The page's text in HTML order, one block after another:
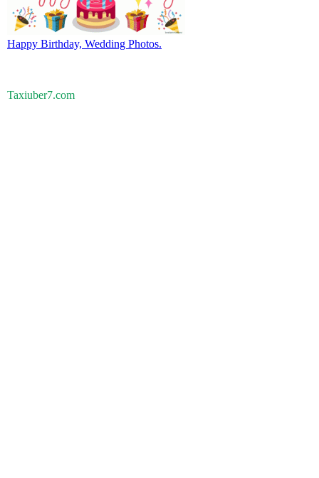
Happy Birthday, Wedding Photos.
Taxiuber7.com